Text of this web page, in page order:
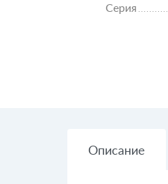
Серия
Описание